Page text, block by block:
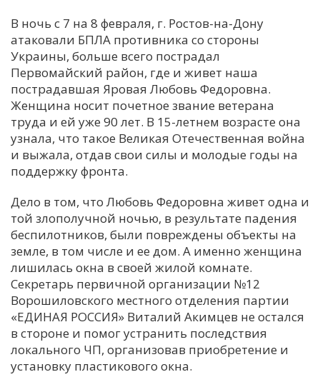
М
Н
Ч
Я
В ночь с 7 на 8 февраля, г. Ростов-на-Дону
атаковали БПЛА противника со стороны
Украины, больше всего пострадал
Первомайский район, где и живет наша
пострадавшая Яровая Любовь Федоровна.
Женщина носит почетное звание ветерана
труда и ей уже 90 лет. В 15-летнем возрасте она
узнала, что такое Великая Отечественная война
и выжала, отдав свои силы и молодые годы на
поддержку фронта.
Дело в том, что Любовь Федоровна живет одна и
той злополучной ночью, в результате падения
беспилотников, были повреждены объекты на
земле, в том числе и ее дом. А именно женщина
лишилась окна в своей жилой комнате.
Секретарь первичной организации №12
Ворошиловского местного отделения партии
«ЕДИНАЯ РОССИЯ» Виталий Акимцев не остался
в стороне и помог устранить последствия
локального ЧП, организовав приобретение и
установку пластикового окна.